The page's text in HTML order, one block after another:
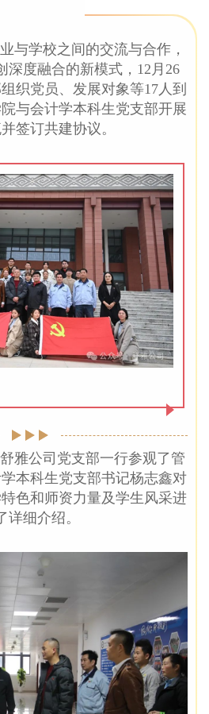
与学校之间的交流与合作，
深度融合的新模式，12月26
织党员、发展对象等17人到
与会计学本科生党支部开展
签订共建协议。
雅公司党支部一行参观了管
本科生党支部书记杨志鑫对
色和师资力量及学生风采进
详细介绍。